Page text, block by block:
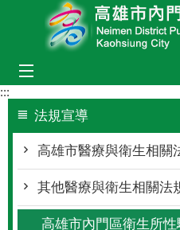
跳到主要內容區塊
:::
法規宣導
高雄市醫療與衛生相關
其他醫療與衛生相關法
高雄市內門區衛生所性騷